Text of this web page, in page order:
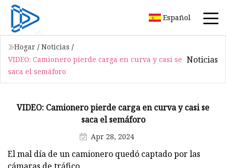
Español
Hogar / Noticias /
VIDEO: Camionero pierde carga en curva y casi se
saca el semáforo
Noticias
VIDEO: Camionero pierde carga en curva y casi se
saca el semáforo
Apr 28, 2024
El mal día de un camionero quedó captado por las